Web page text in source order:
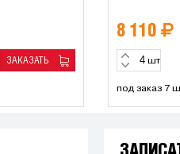
ЗАКАЗАТЬ
8 110
шт
под заказ 7